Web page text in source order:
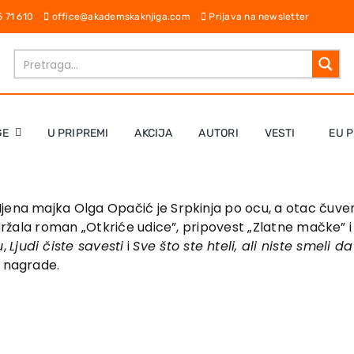
71 610 office@akademskaknjiga.com Prijava na newsletter
U PRIPREMI AKCIJA AUTORI VESTI EU
majka Olga Opačić je Srpkinja po ocu, a otac
roman „Otkriće udice”, pripovest „Zlatne
,Ljudi čiste savesti iSve što ste hteli, ali niste smeli